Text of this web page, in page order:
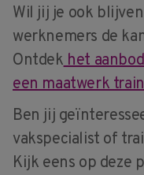
Wil jij je ook
werknemers de
Ontdekhet
een maatwerk
Ben jij
vakspecialist of
Kijk eens op deze